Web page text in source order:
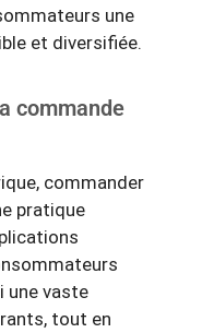
une
et diversifiée.
commande
commander
pratique
une vaste
tout en